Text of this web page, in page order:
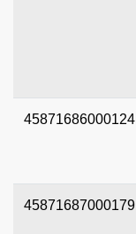
45871686000124
45871687000179